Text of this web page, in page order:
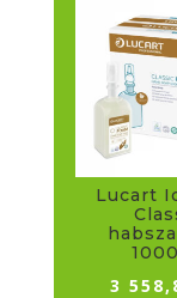
Lucart
3